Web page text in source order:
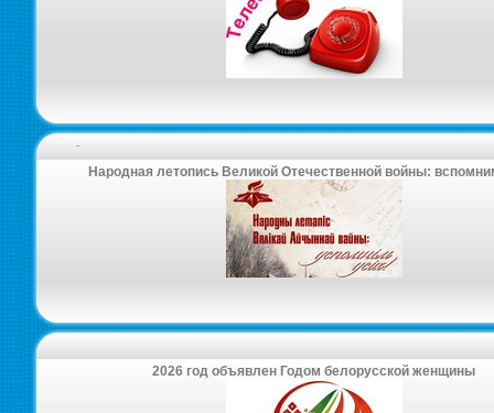
-
Народная летопись Великой Отечественной войны:
2026 год объявлен Годом белорусской женщины